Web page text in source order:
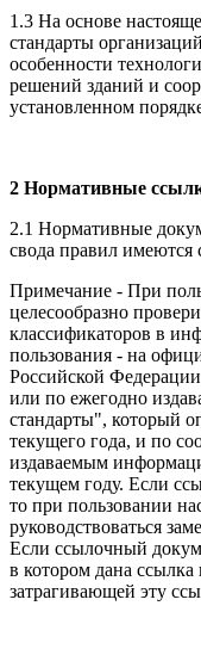
1.3 На основе
стандарты
особенности
решений зданий и
установленном
2 Нормативные
2.1 Нормативные
свода правил
Примечание - При
целесообразно
классификаторов в
пользования - на
Российской
или по ежегодно
стандарты", который
текущего года, и по
издаваемым
текущем году. Если
то при пользовании
руководствоваться
Если ссылочный
в котором дана ссылка
затрагивающей эту